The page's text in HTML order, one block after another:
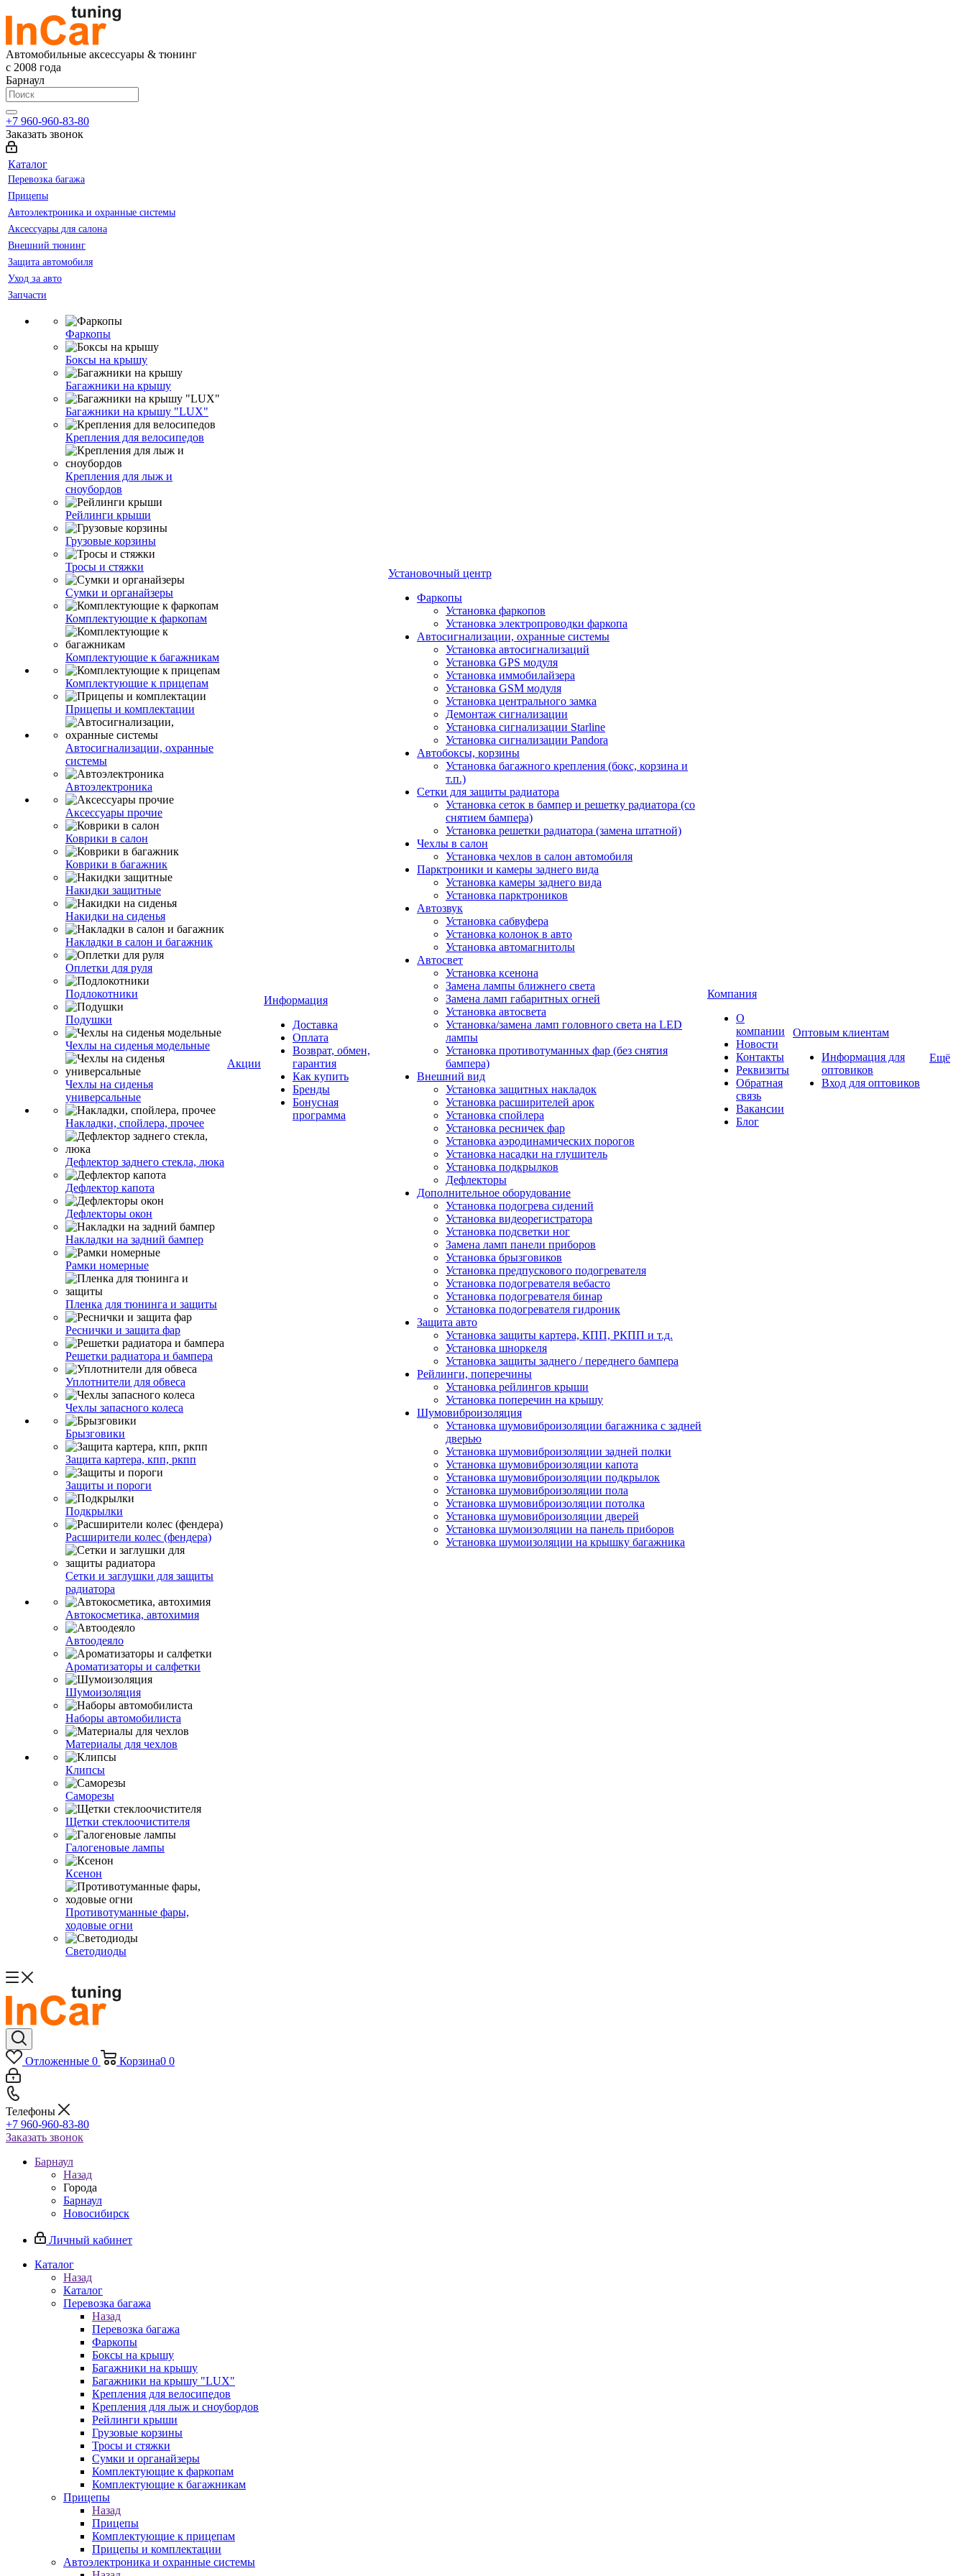
Автомобильные аксессуары & тюнинг
с 2008 года
Барнаул
+7 960-960-83-80
Заказать звонок
Каталог
Перевозка багажа
Прицепы
Автоэлектроника и охранные системы
Аксессуары для салона
Внешний тюнинг
Защита автомобиля
Уход за авто
Запчасти
Фаркопы
Боксы на крышу
Багажники на крышу
Багажники на крышу "LUX"
Крепления для велосипедов
Крепления для лыж и
сноубордов
Рейлинги крыши
Грузовые корзины
Тросы и стяжки
Сумки и органайзеры
Комплектующие к фаркопам
Комплектующие к багажникам
Комплектующие к прицепам
Прицепы и комплектации
Автосигнализации, охранные
системы
Автоэлектроника
Аксессуары прочие
Коврики в салон
Коврики в багажник
Накидки защитные
Накидки на сиденья
Накладки в салон и багажник
Оплетки для руля
Подлокотники
Подушки
Чехлы на сиденья модельные
Чехлы на сиденья
универсальные
Накладки, спойлера, прочее
Дефлектор заднего стекла, люка
Дефлектор капота
Дефлекторы окон
Накладки на задний бампер
Рамки номерные
Пленка для тюнинга и защиты
Реснички и защита фар
Решетки радиатора и бампера
Уплотнители для обвеса
Чехлы запасного колеса
Брызговики
Защита картера, кпп, ркпп
Защиты и пороги
Подкрылки
Расширители колес (фендера)
Сетки и заглушки для защиты
радиатора
Автокосметика, автохимия
Автоодеяло
Ароматизаторы и салфетки
Шумоизоляция
Наборы автомобилиста
Материалы для чехлов
Клипсы
Саморезы
Щетки стеклоочистителя
Галогеновые лампы
Ксенон
Противотуманные фары,
ходовые огни
Светодиоды
Акции
Информация
Доставка
Оплата
Возврат, обмен,
гарантия
Как купить
Бренды
Бонусная
программа
Установочный центр
Фаркопы
Установка фаркопов
Установка электропроводки фаркопа
Автосигнализации, охранные системы
Установка автосигнализаций
Установка GPS модуля
Установка иммобилайзера
Установка GSM модуля
Установка центрального замка
Демонтаж сигнализации
Установка сигнализации Starline
Установка сигнализации Pandora
Автобоксы, корзины
Установка багажного крепления (бокс, корзина и
т.п.)
Сетки для защиты радиатора
Установка сеток в бампер и решетку радиатора (со
снятием бампера)
Установка решетки радиатора (замена штатной)
Чехлы в салон
Установка чехлов в салон автомобиля
Парктроники и камеры заднего вида
Установка камеры заднего вида
Установка парктроников
Автозвук
Установка сабвуфера
Установка колонок в авто
Установка автомагнитолы
Автосвет
Установка ксенона
Замена лампы ближнего света
Замена ламп габаритных огней
Установка автосвета
Установка/замена ламп головного света на LED
лампы
Установка противотуманных фар (без снятия
бампера)
Внешний вид
Установка защитных накладок
Установка расширителей арок
Установка спойлера
Установка ресничек фар
Установка аэродинамических порогов
Установка насадки на глушитель
Установка подкрылков
Дефлекторы
Дополнительное оборудование
Установка подогрева сидений
Установка видеорегистратора
Установка подсветки ног
Замена ламп панели приборов
Установка брызговиков
Установка предпускового подогревателя
Установка подогревателя вебасто
Установка подогревателя бинар
Установка подогревателя гидроник
Защита авто
Установка защиты картера, КПП, РКПП и т.д.
Установка шноркеля
Установка защиты заднего / переднего бампера
Рейлинги, поперечины
Установка рейлингов крыши
Установка поперечин на крышу
Шумовиброизоляция
Установка шумовиброизоляции багажника с задней
дверью
Установка шумовиброизоляции задней полки
Установка шумовиброизоляции капота
Установка шумовиброизоляции подкрылок
Установка шумовиброизоляции пола
Установка шумовиброизоляции потолка
Установка шумовиброизоляции дверей
Установка шумоизоляции на панель приборов
Установка шумоизоляции на крышку багажника
Компания
О
компании
Новости
Контакты
Реквизиты
Обратная
связь
Вакансии
Блог
Оптовым клиентам
Информация для
оптовиков
Вход для оптовиков
Ещё
Отложенные 0 Корзина0 0
Телефоны
+7 960-960-83-80
Заказать звонок
Барнаул
Назад
Города
Барнаул
Новосибирск
Личный кабинет
Каталог
Назад
Каталог
Перевозка багажа
Назад
Перевозка багажа
Фаркопы
Боксы на крышу
Багажники на крышу
Багажники на крышу "LUX"
Крепления для велосипедов
Крепления для лыж и сноубордов
Рейлинги крыши
Грузовые корзины
Тросы и стяжки
Сумки и органайзеры
Комплектующие к фаркопам
Комплектующие к багажникам
Прицепы
Назад
Прицепы
Комплектующие к прицепам
Прицепы и комплектации
Автоэлектроника и охранные системы